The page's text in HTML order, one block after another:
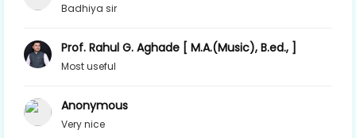
Badhiya sir
Prof. Rahul G. Aghade [ M.A.(Music), B.ed., ]
Most useful
Anonymous
Very nice